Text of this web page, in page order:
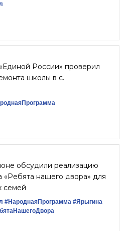
России» проверил
школы в с.
обсудили реализацию
«Ребята нашего двора» для
семей
#НароднаяПрограмма #Ярыгина